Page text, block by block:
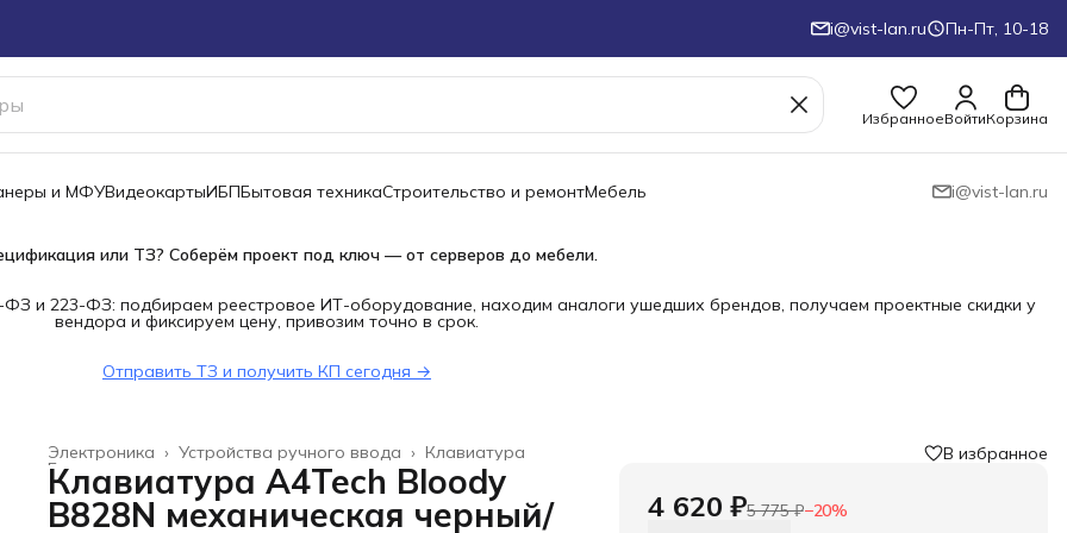
i@vist-lan.ru Пн-Пт, 10-18
ИзбранноеВойтиКорзина
и МФУВидеокартыИБПБытовая техникаСтроительство и ремонтМебель i@vist-lan.ru
или ТЗ? Соберём проект под ключ — от серверов до мебели.
и 223-ФЗ: подбираем реестровое ИТ-оборудование, находим аналоги ушедших брендов, получаем проектные скидки у
вендора и фиксируем цену, привозим точно в срок.
Отправить ТЗ и получить КП сегодня →
Клавиатура
Устройства ручного ввода ›
Электроника ›
Главная
Клавиатура A4Tech Bloody
B828N механическая черный/
В избранное
4 620 ₽5 775 ₽−20%